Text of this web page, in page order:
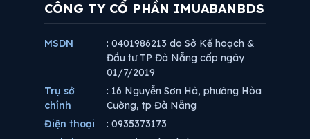
CÔNG TY CỔ PHẦN IMUABANBDS
MSDN
: 0401986213 do Sở Kế hoạch &
Đầu tư TP Đà Nẵng cấp ngày
01/7/2019
Trụ sở
chính
: 16 Nguyễn Sơn Hà, phường Hòa
Cường, tp Đà Nẵng
Điện thoại
: 0935373173